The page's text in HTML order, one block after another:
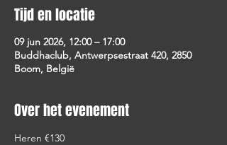
Tijd en locatie
09 jun 2026, 12:00 – 17:00
Buddhaclub, Antwerpsestraat 420, 2850
Boom, België
Over het evenement
Heren €130